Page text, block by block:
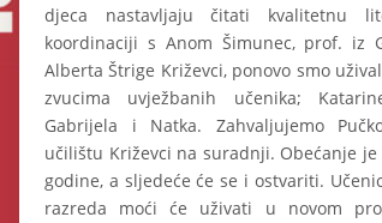
djeca nastavljaju čitati kvalitetnu
koordinaciji s Anom Šimunec, prof. iz
Alberta Štrige Križevci, ponovo smo
zvucima uvježbanih učenika;
Gabrijela i Natka. Zahvaljujemo
učilištu Križevci na suradnji. Obećanje
godine, a sljedeće će se i ostvariti.
razreda moći će uživati u novom